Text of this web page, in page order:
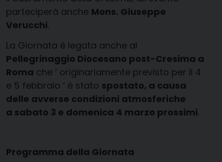
parteciperà anche Mons. Giuseppe
Verucchi.
La Giornata è legata anche al
Pellegrinaggio Diocesano post-Cresima a
Roma che ‘ originariamente previsto per il 4
e 5 febbraio ‘ è stato spostato, a causa
delle avverse condizioni atmosferiche
a sabato 3 e domenica 4 marzo prossimi.
Programma della Giornata